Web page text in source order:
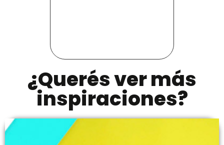
¿Querés ver más
inspiraciones?